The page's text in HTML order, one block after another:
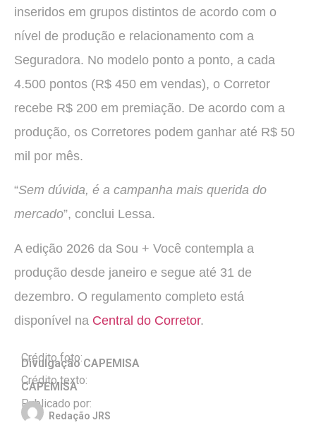
inseridos em grupos distintos de acordo com o
nível de produção e relacionamento com a
Seguradora. No modelo ponto a ponto, a cada
4.500 pontos (R$ 450 em vendas), o Corretor
recebe R$ 200 em premiação. De acordo com a
produção, os Corretores podem ganhar até R$ 50
mil por mês.
“Sem dúvida, é a campanha mais querida do
mercado”, conclui Lessa.
A edição 2026 da Sou + Você contempla a
produção desde janeiro e segue até 31 de
dezembro. O regulamento completo está
disponível na Central do Corretor.
Crédito foto:
Divulgação CAPEMISA
Crédito texto:
CAPEMISA
Publicado por:
Redação JRS